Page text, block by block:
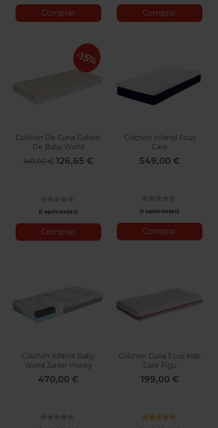
Comprar Comprar
Colchón De Cuna Goliath
De Baby World
149,00 € 126,65 €
0 opinión(es)
Comprar
-15%
Colchón Infantil Ecus
Care
549,00 €
0 opinión(es)
Comprar
Colchón Infantil Baby
World Junior Honey
470,00 €
Colchón Cuna Ecus Kids
Care Pigu
199,00 €